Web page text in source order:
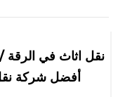
بين
التدوينات
أفضل شركة